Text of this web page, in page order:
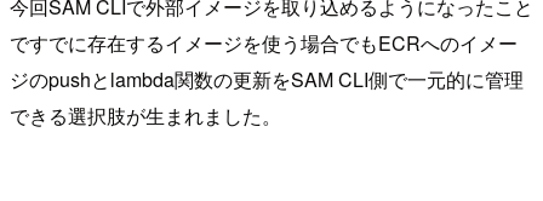
今回SAM CLIで外部イメージを取り込めるようになったこと
ですでに存在するイメージを使う場合でもECRへのイメー
ジのpushとlambda関数の更新をSAM CLI側で一元的に管理
できる選択肢が生まれました。